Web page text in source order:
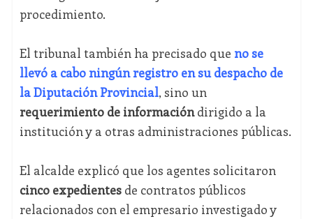
procedimiento.
El tribunal también ha precisado que no se
llevó a cabo ningún registro en su despacho de
la Diputación Provincial, sino un
requerimiento de informacióndirigido a la
institución y a otras administraciones públicas.
El alcalde explicó que los agentes solicitaron
cinco expedientesde contratos públicos
relacionados con el empresario investigado y